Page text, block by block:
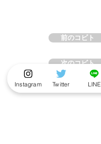
前のコビト
次のコビト
Instagram Twitter LINE